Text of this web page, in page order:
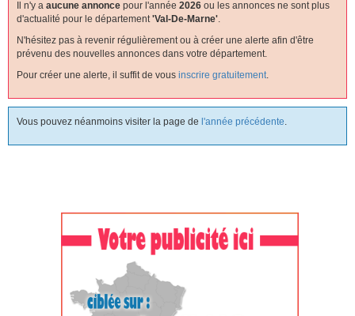
Il n'y a aucune annonce pour l'année 2026 ou les annonces ne sont plus
d'actualité pour le département'val-De-Marne'.
N'hésitez pas à revenir régulièrement ou à créer une alerte afin d'être
prévenu des nouvelles annonces dans votre département.
Pour créer une alerte, il suffit de vous inscrire gratuitement.
Vous pouvez néanmoins visiter la page de l'année précédente.